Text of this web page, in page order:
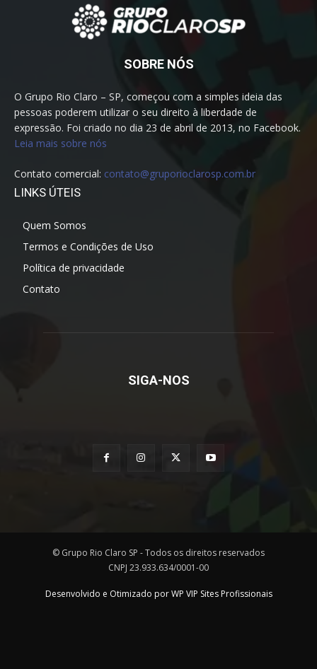
SOBRE NÓS
O Grupo Rio Claro – SP, começou com a simples ideia das
pessoas poderem utilizar o seu direito à liberdade de
expressão. Foi criado no dia 23 de abril de 2013, no Facebook.
Leia mais sobre nós
Contato comercial: contato@gruporioclarosp.com.br
LINKS ÚTEIS
Quem Somos
Termos e Condições de Uso
Política de privacidade
Contato
SIGA-NOS
© Grupo Rio Claro SP - Todos os direitos reservados
CNPJ 23.933.634/0001-00
Desenvolvido e Otimizado por WP VIP Sites Profissionais